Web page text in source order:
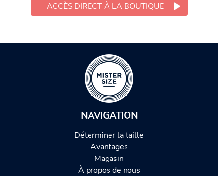
ACCÈS DIRECT À LA BOUTIQUE
NAVIGATION
Déterminer la taille
Avantages
Magasin
À propos de nous